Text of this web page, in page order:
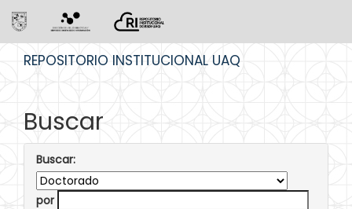
REPOSITORIO INSTITUCIONAL UAQ
Buscar
Buscar:
por